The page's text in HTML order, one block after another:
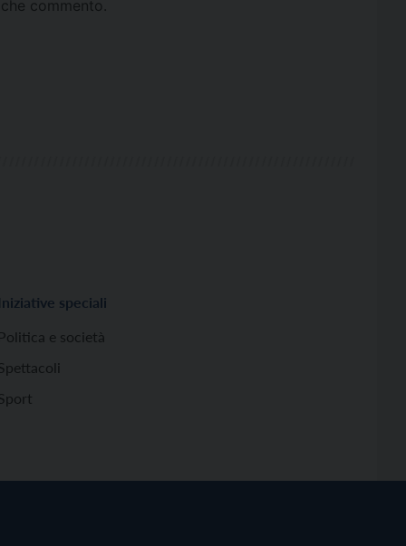
commento.
Iniziative speciali
Politica e società